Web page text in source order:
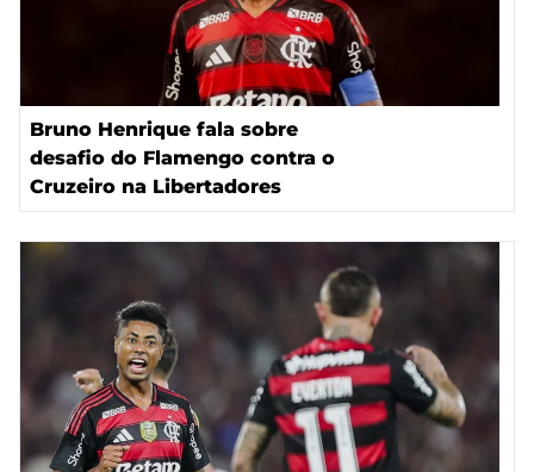
Bruno Henrique fala sobre
desafio do Flamengo contra o
Cruzeiro na Libertadores